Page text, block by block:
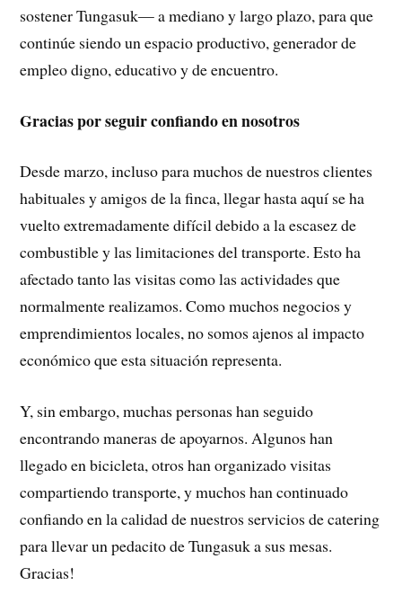
sostener Tungasuk— a mediano y largo plazo, para que
continúe siendo un espacio productivo, generador de
empleo digno, educativo y de encuentro.
Gracias por seguir confiando en nosotros
Desde marzo, incluso para muchos de nuestros clientes
habituales y amigos de la finca, llegar hasta aquí se ha
vuelto extremadamente difícil debido a la escasez de
combustible y las limitaciones del transporte. Esto ha
afectado tanto las visitas como las actividades que
normalmente realizamos. Como muchos negocios y
emprendimientos locales, no somos ajenos al impacto
económico que esta situación representa.
Y, sin embargo, muchas personas han seguido
encontrando maneras de apoyarnos. Algunos han
llegado en bicicleta, otros han organizado visitas
compartiendo transporte, y muchos han continuado
confiando en la calidad de nuestros servicios de catering
para llevar un pedacito de Tungasuk a sus mesas.
Gracias!